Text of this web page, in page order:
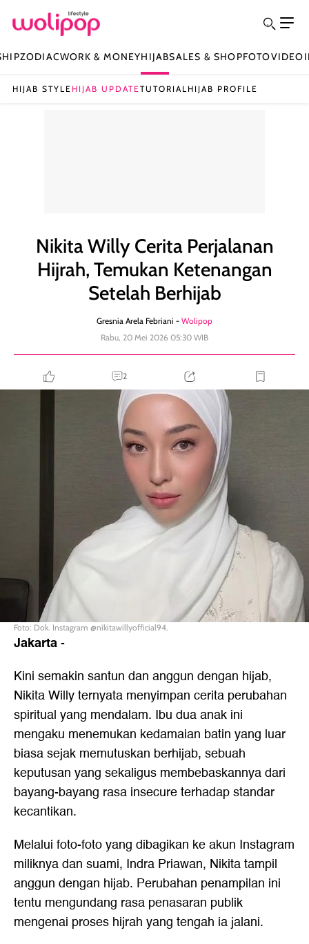
ZODIACWORK & MONEYHIJABSALES & SHOPFOTOVIDEO
HIJAB STYLE HIJAB UPDATETUTORIAL HIJAB PROFILE
Nikita Willy Cerita Perjalanan
Hijrah, Temukan Ketenangan
Setelah Berhijab
Gresnia Arela Febriani - Wolipop
Rabu, 20 Mei 2026 05:30 WIB
2
Foto: Dok. Instagram @nikitawillyofficial94.
Jakarta-
Kini semakin santun dan anggun dengan hijab,
Nikita Willy ternyata menyimpan cerita perubahan
spiritual yang mendalam. Ibu dua anak ini
mengaku menemukan kedamaian batin yang luar
biasa sejak memutuskan berhijab, sebuah
keputusan yang sekaligus membebaskannya dari
bayang-bayang rasa insecure terhadap standar
kecantikan.
Melalui foto-foto yang dibagikan ke akun Instagram
miliknya dan suami, Indra Priawan, Nikita tampil
anggun dengan hijab. Perubahan penampilan ini
tentu mengundang rasa penasaran publik
mengenai proses hijrah yang tengah ia jalani.